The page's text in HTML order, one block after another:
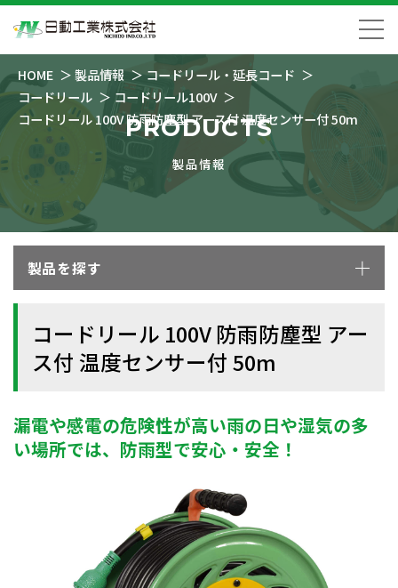
HOME 製品情報
コードリール・延長コード
コードリール
コードリール100V
コードリール 100V 防雨防塵型 アース付 温度センサー付 50m
PRODUCTS
製品情報
製品を探す
コードリール 100V 防雨防塵型 アー
ス付 温度センサー付 50m
漏電や感電の危険性が高い雨の日や湿気の多
い場所では、防雨型で安心・安全！